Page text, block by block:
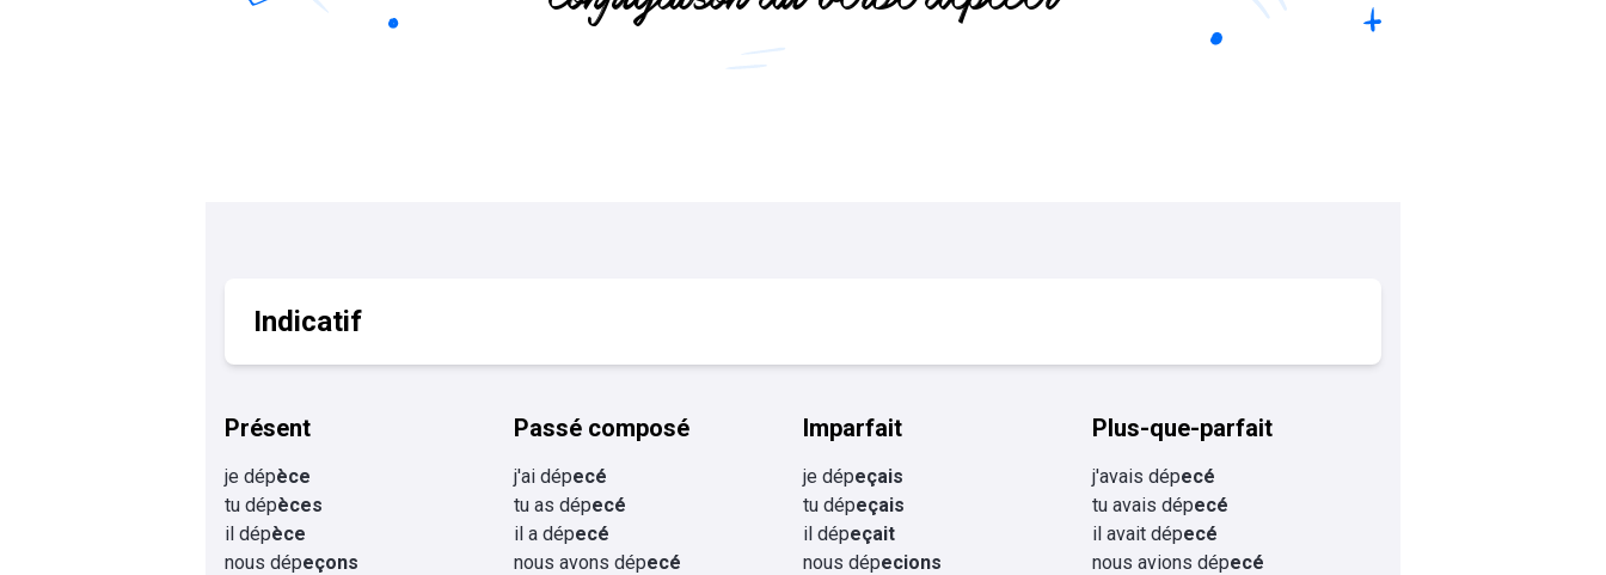
Flashcards Collège
Indicatif
Présent
je dépèce
tu dépèces
il dépèce
nous dépeçons
Passé composé
j'ai dépecé
tu as dépecé
il a dépecé
nous avons dépecé
Imparfait
je dépeçais
tu dépeçais
il dépeçait
nous dépecions
Plus-que-parfait
j'avais dépecé
tu avais dépecé
il avait dépecé
nous avions dépecé